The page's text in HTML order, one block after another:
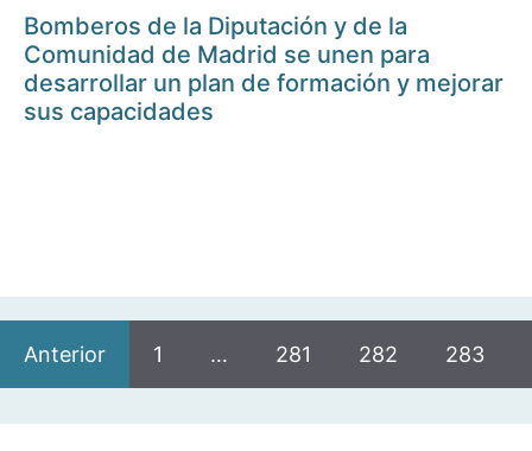
Bomberos de la Diputación y de la
Comunidad de Madrid se unen para
desarrollar un plan de formación y mejorar
sus capacidades
Anterior 1 … 281 282 283